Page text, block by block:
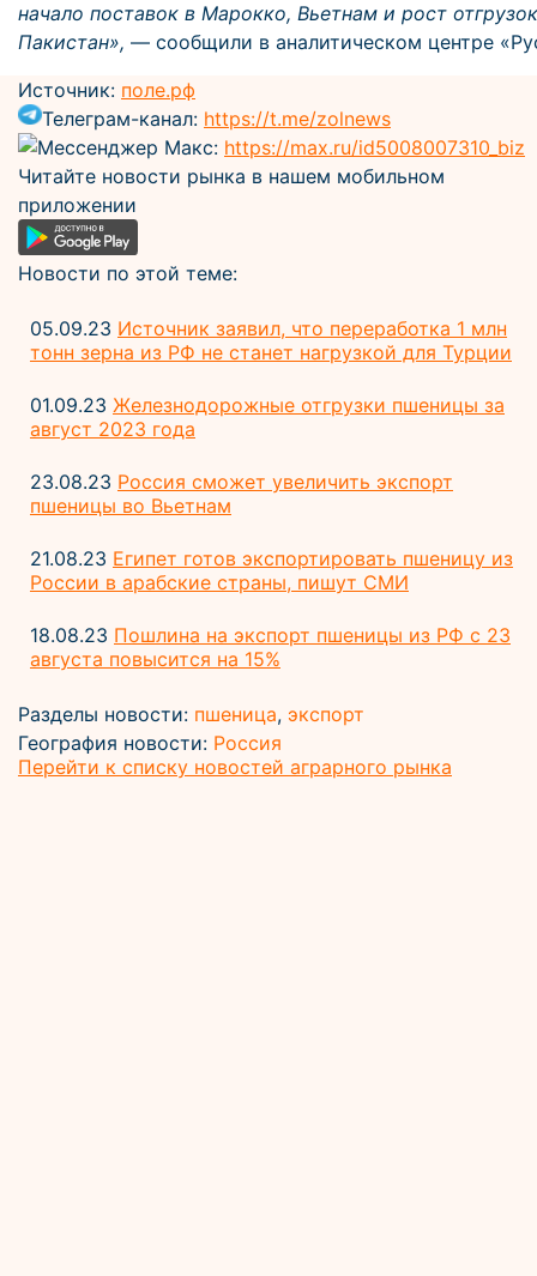
начало поставок в Марокко, Вьетнам и рост
Пакистан», — сообщили в аналитическом центре
Источник: поле.рф
Телеграм-канал: https://t.me/zolnews
Мессенджер Макс: https://max.ru/id5008007310_biz
Читайте новости рынка в нашем мобильном
приложении
Новости по этой теме:
05.09.23 Источник заявил, что переработка 1 млн
тонн зерна из РФ не станет нагрузкой для Турции
01.09.23 Железнодорожные отгрузки пшеницы за
август 2023 года
23.08.23 Россия сможет увеличить экспорт
пшеницы во Вьетнам
21.08.23 Египет готов экспортировать пшеницу из
России в арабские страны, пишут СМИ
18.08.23 Пошлина на экспорт пшеницы из РФ с 23
августа повысится на 15%
Разделы новости: пшеница, экспорт
География новости: Россия
Перейти к списку новостей аграрного рынка